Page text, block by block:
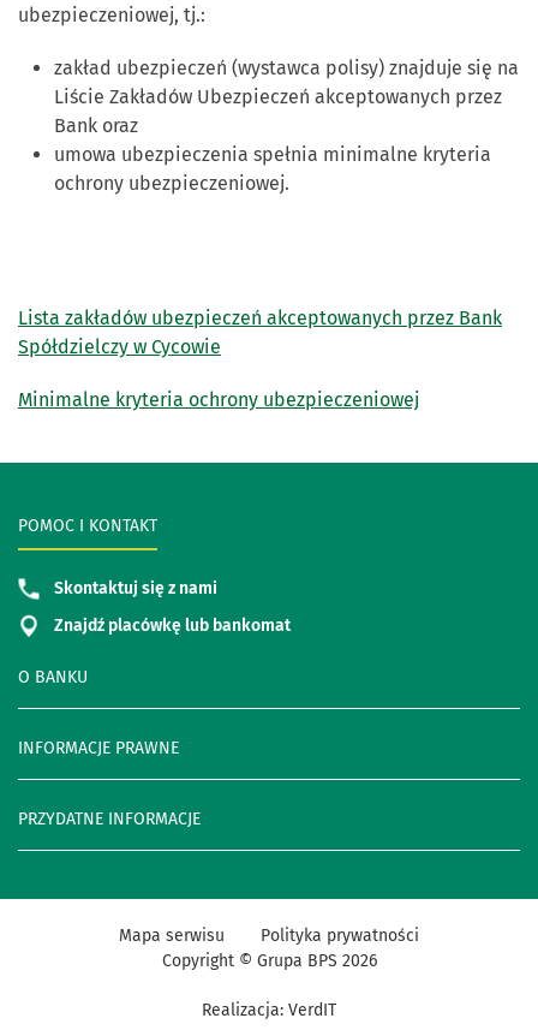
ubezpieczeniowej, tj.:
zakład ubezpieczeń (wystawca polisy) znajduje się na
Liście Zakładów Ubezpieczeń akceptowanych przez
Bank oraz
umowa ubezpieczenia spełnia minimalne kryteria
ochrony ubezpieczeniowej.
Lista zakładów ubezpieczeń akceptowanych przez Bank
Spółdzielczy w Cycowie
Minimalne kryteria ochrony ubezpieczeniowej
O BANKU
INFORMACJE PRAWNE
PRZYDATNE INFORMACJE
POMOC I KONTAKT
Skontaktuj się z nami
Znajdź placówkę lub bankomat
Realizacja: VerdIT
Mapa serwisu
Polityka prywatności
Copyright © Grupa BPS 2026